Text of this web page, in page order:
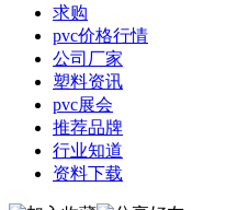
求购
pvc价格行情
公司厂家
塑料资讯
pvc展会
推荐品牌
行业知道
资料下载